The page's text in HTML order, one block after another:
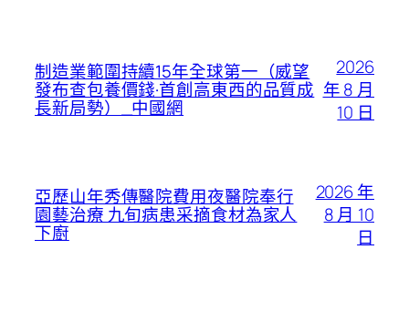
制造業範圍持續15年全球第一（威望
發布查包養價錢·首創高東西的品質成
長新局勢）_中國網
2026
年 8 月
10 日
亞歷山年秀傳醫院費用夜醫院奉行
園藝治療 九旬病患采摘食材為家人
下廚
2026 年
8 月 10
日